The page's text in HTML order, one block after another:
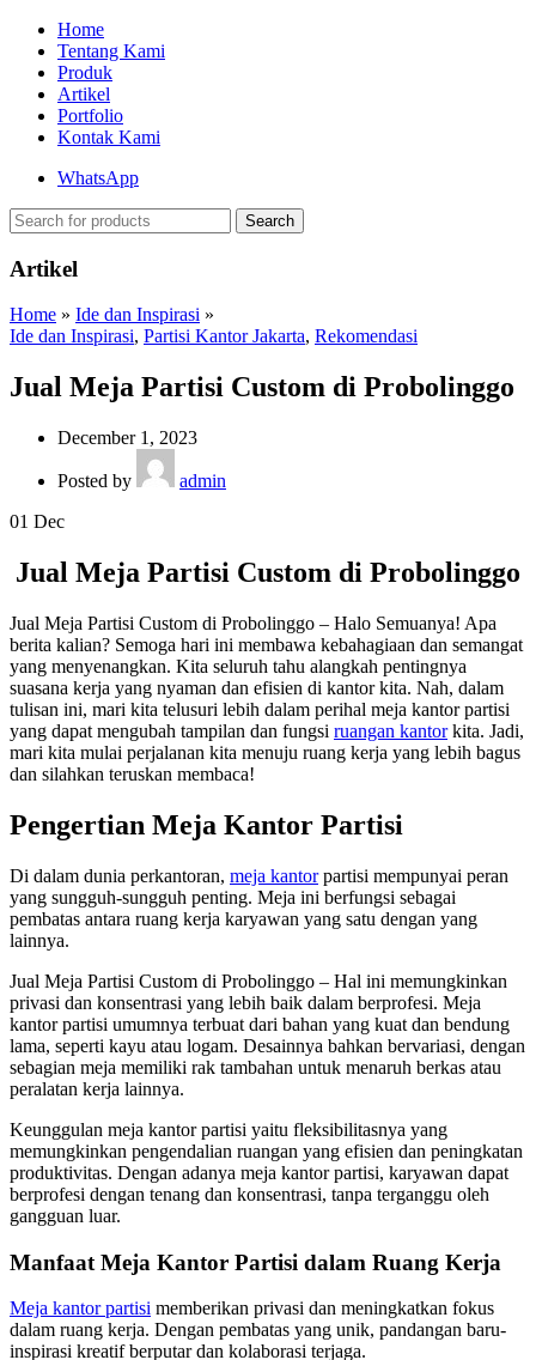
Home
Tentang Kami
Produk
Artikel
Portfolio
Kontak Kami
WhatsApp
Search
Artikel
Home » Ide dan Inspirasi »
Ide dan Inspirasi, Partisi Kantor Jakarta, Rekomendasi
Jual Meja Partisi Custom di Probolinggo
December 1, 2023
Posted by
admin
01 Dec
Jual Meja Partisi Custom di Probolinggo
Jual Meja Partisi Custom di Probolinggo – Halo Semuanya! Apa
berita kalian? Semoga hari ini membawa kebahagiaan dan semangat
yang menyenangkan. Kita seluruh tahu alangkah pentingnya
suasana kerja yang nyaman dan efisien di kantor kita. Nah, dalam
tulisan ini, mari kita telusuri lebih dalam perihal meja kantor partisi
yang dapat mengubah tampilan dan fungsi ruangan kantorkita. Jadi,
mari kita mulai perjalanan kita menuju ruang kerja yang lebih bagus
dan silahkan teruskan membaca!
Pengertian Meja Kantor Partisi
Di dalam dunia perkantoran, meja kantorpartisi mempunyai peran
yang sungguh-sungguh penting. Meja ini berfungsi sebagai
pembatas antara ruang kerja karyawan yang satu dengan yang
lainnya.
Jual Meja Partisi Custom di Probolinggo – Hal ini memungkinkan
privasi dan konsentrasi yang lebih baik dalam berprofesi. Meja
kantor partisi umumnya terbuat dari bahan yang kuat dan bendung
lama, seperti kayu atau logam. Desainnya bahkan bervariasi, dengan
sebagian meja memiliki rak tambahan untuk menaruh berkas atau
peralatan kerja lainnya.
Keunggulan meja kantor partisi yaitu fleksibilitasnya yang
memungkinkan pengendalian ruangan yang efisien dan peningkatan
produktivitas. Dengan adanya meja kantor partisi, karyawan dapat
berprofesi dengan tenang dan konsentrasi, tanpa terganggu oleh
gangguan luar.
Manfaat Meja Kantor Partisi dalam Ruang Kerja
Meja kantor partisi memberikan privasi dan meningkatkan fokus
dalam ruang kerja. Dengan pembatas yang unik, pandangan baru-
inspirasi kreatif berputar dan kolaborasi terjaga.